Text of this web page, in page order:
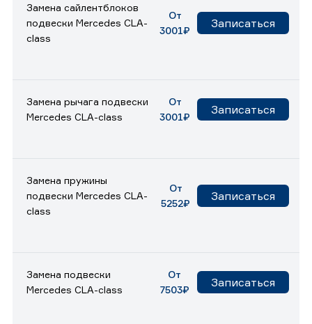
Замена сайлентблоков
подвески Mercedes CLA-
class
От
3001₽
Записаться
Замена рычага подвески
Mercedes CLA-class
От
3001₽
Записаться
Замена пружины
подвески Mercedes CLA-
class
От
5252₽
Записаться
Замена подвески
Mercedes CLA-class
От
7503₽
Записаться